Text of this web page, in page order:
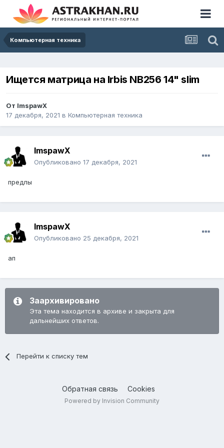
Компьютерная техника
Ищется матрица на Irbis NB256 14" slim
От ImspawX
17 декабря, 2021 в Компьютерная техника
ImspawX
Опубликовано 17 декабря, 2021
предлы
ImspawX
Опубликовано 25 декабря, 2021
ап
Заархивировано
Эта тема находится в архиве и закрыта для
дальнейших ответов.
Перейти к списку тем
Обратная связь Cookies
Powered by Invision Community